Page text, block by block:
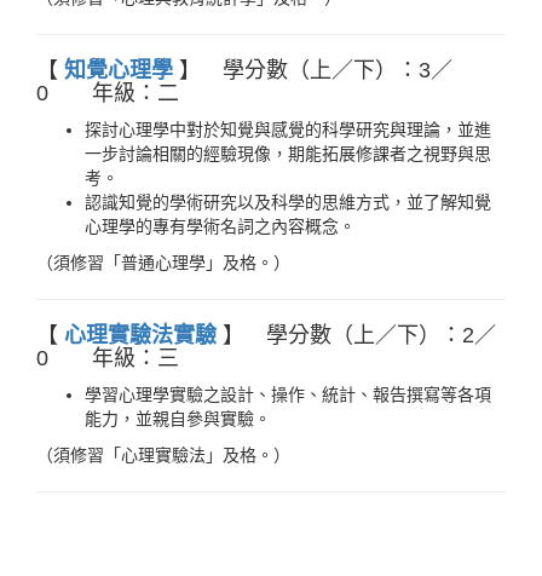
【 知覺心理學 】 學分數（上／下）：3／
0 年級：二
探討心理學中對於知覺與感覺的科學研究與理論，並進
一步討論相關的經驗現像，期能拓展修課者之視野與思
考。
認識知覺的學術研究以及科學的思維方式，並了解知覺
心理學的專有學術名詞之內容概念。
（須修習「普通心理學」及格。）
【 心理實驗法實驗 】 學分數（上／下）：2／
0 年級：三
學習心理學實驗之設計、操作、統計、報告撰寫等各項
能力，並親自參與實驗。
（須修習「心理實驗法」及格。）